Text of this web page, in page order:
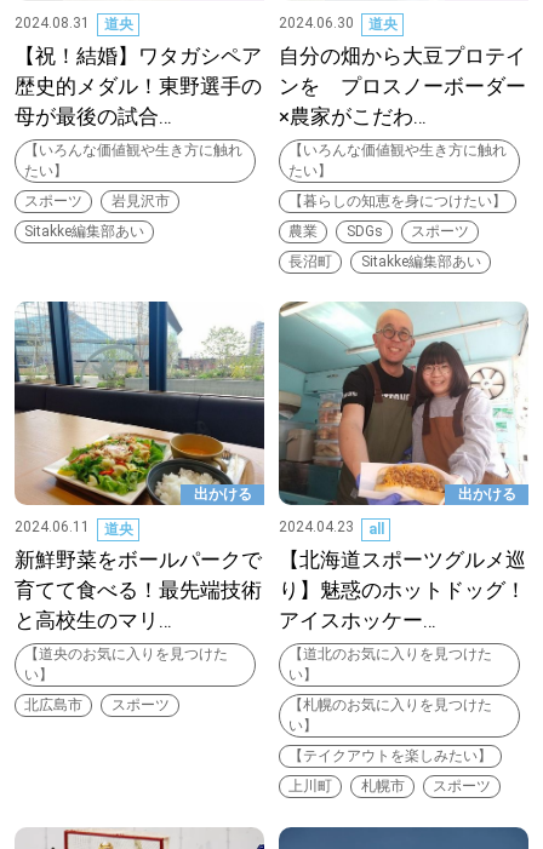
北海道で暮らす、あなたとつくる、
明日への”きっかけ”WEBマガジン
パートナーメディア Sitakkeパートナー
運営会社 広告掲載
情報提供・お問い合わせ 利用規約
プライバシーポリシー
閉じる
2024.08.31
道央
【祝！結婚】ワタガシペア
歴史的メダル！東野選手の
母が最後の試合…
【いろんな価値観や生き方に触れ
たい】
スポーツ
岩見沢市
Sitakke編集部あい
2024.06.30
道央
自分の畑から大豆プロテイ
ンを プロスノーボーダー
×農家がこだわ…
【いろんな価値観や生き方に触れ
たい】
【暮らしの知恵を身につけたい】
農業
SDGs
スポーツ
長沼町
Sitakke編集部あい
出かける
2024.06.11
道央
新鮮野菜をボールパークで
育てて食べる！最先端技術
と高校生のマリ…
【道央のお気に入りを見つけた
い】
北広島市
スポーツ
出かける
2024.04.23
all
【北海道スポーツグルメ巡
り】魅惑のホットドッグ！
アイスホッケー…
【道北のお気に入りを見つけた
い】
【札幌のお気に入りを見つけた
い】
【テイクアウトを楽しみたい】
上川町
札幌市 スポーツ